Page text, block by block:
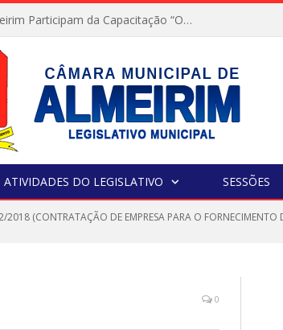
Servidores e Vereadores de Almeirim Participam da Capacitação “Orientar é a Nossa Missão”
ATIVIDADES DO LEGISLATIVO SESSÕES
2018 (CONTRATAÇÃO DE EMPRESA PARA O FORNECIMENTO
0